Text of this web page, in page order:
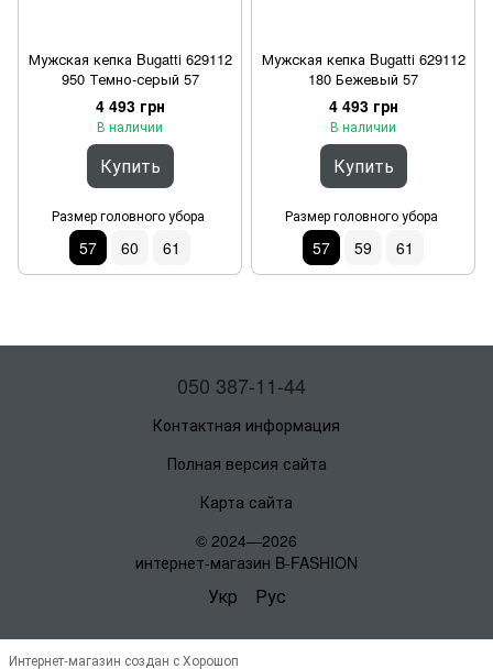
Мужская кепка Bugatti 629112
950 Темно-серый 57
4 493 грн
В наличии
Купить
Размер головного убора
57 60 61
Мужская кепка Bugatti 629112
180 Бежевый 57
4 493 грн
В наличии
Купить
Размер головного убора
57 59 61
050 387-11-44
Контактная информация
Полная версия сайта
Карта сайта
© 2024—2026
интернет-магазин B-FASHION
Укр Рус
Интернет-магазин создан с Хорошоп